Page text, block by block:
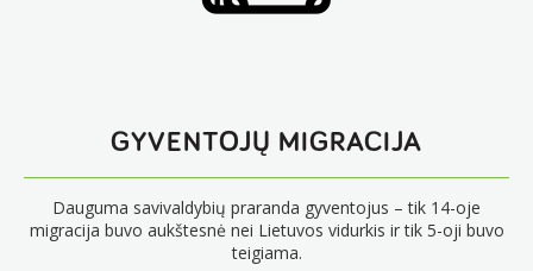
GYVENTOJŲ MIGRACIJA
Dauguma savivaldybių praranda gyventojus – tik 14-oje
migracija buvo aukštesnė nei Lietuvos vidurkis ir tik 5-oji buvo
teigiama.